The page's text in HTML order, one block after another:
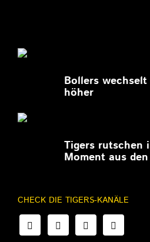
Bollers
höher
Tigers rutschen
Moment aus
CHECK DIE TIGERS-KANÄLE